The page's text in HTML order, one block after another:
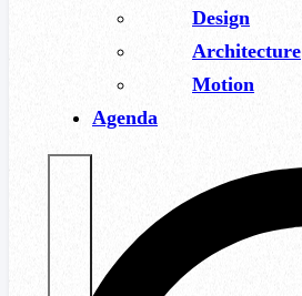
Design
Architecture
Motion
Agenda